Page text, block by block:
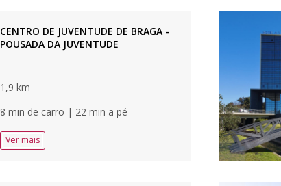
CENTRO DE JUVENTUDE DE BRAGA -
POUSADA DA JUVENTUDE
1,9 km
8 min de carro | 22 min a pé
Ver mais